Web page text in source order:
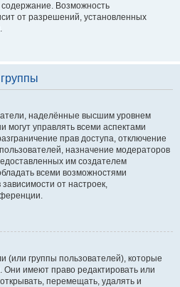
Возможность
от разрешений, установленных
наделённые высшим уровнем
управлять всеми аспектами
прав доступа, отключение
назначение модераторов
им создателем
всеми возможностями
от настроек,
(или группы пользователей), которые
имеют право редактировать или
перемещать, удалять и